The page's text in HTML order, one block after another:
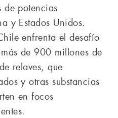
de potencias
y Estados Unidos.
enfrenta el desafío
de 900 millones de
relaves, que
y otras substancias
en focos